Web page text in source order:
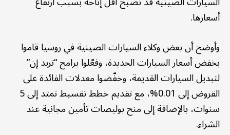
أسعارها.
وأوضح أن بعض وكلاء السيارات الصينية في روسيا قاموا
بخفض أسعار السيارات الجديدة، وفعّلوا برامج “تريد إن”
لتبديل السيارات القديمة، وخفّضوا معدلات الفائدة على
القروض إلى 0.01%، مع تقديم خطط تقسيط تمتد إلى 5
سنوات، بالإضافة إلى منح بوليصات تأمين مجانية عند
الشراء.